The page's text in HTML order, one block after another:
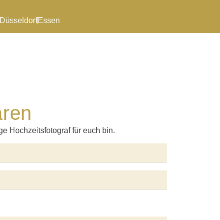
Essen
Hochzeitsfotograf für euch bin.